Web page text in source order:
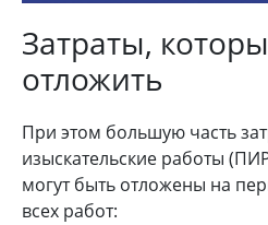
Затраты,
отложить
При этом большую часть
изыскательские работы
могут быть отложены на
всех работ: